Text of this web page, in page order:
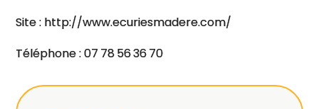
Site : http://www.ecuriesmadere.com/
Téléphone : 07 78 56 36 70